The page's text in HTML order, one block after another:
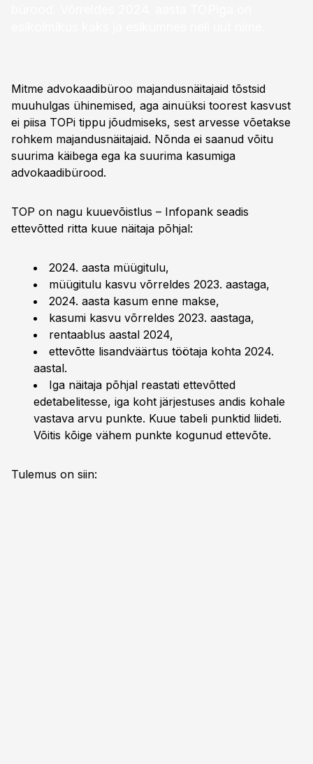
Mitme advokaadibüroo majandusnäitajaid tõstsid
muuhulgas ühinemised, aga ainuüksi toorest kasvust
ei piisa TOPi tippu jõudmiseks, sest arvesse võetakse
rohkem majandusnäitajaid. Nõnda ei saanud võitu
suurima käibega ega ka suurima kasumiga
advokaadibürood.
TOP on nagu kuuevõistlus – Infopank seadis
ettevõtted ritta kuue näitaja põhjal:
2024. aasta müügitulu,
müügitulu kasvu võrreldes 2023. aastaga,
2024. aasta kasum enne makse,
kasumi kasvu võrreldes 2023. aastaga,
rentaablus aastal 2024,
ettevõtte lisandväärtus töötaja kohta 2024.
aastal.
Iga näitaja põhjal reastati ettevõtted
edetabelitesse, iga koht järjestuses andis kohale
vastava arvu punkte. Kuue tabeli punktid liideti.
Võitis kõige vähem punkte kogunud ettevõte.
Tulemus on siin: